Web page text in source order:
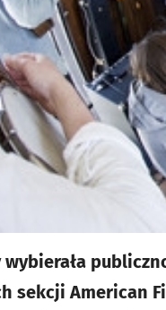
wybierała
sekcji American